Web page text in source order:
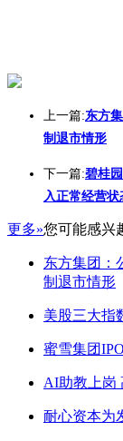
上一篇:东方
制退市情形
下一篇:碧桂
入正常经营
更多»您可能感兴
东方集团：
制退市情形
美股三大指
蜜雪集团
AI助教上岗
耐心资本为